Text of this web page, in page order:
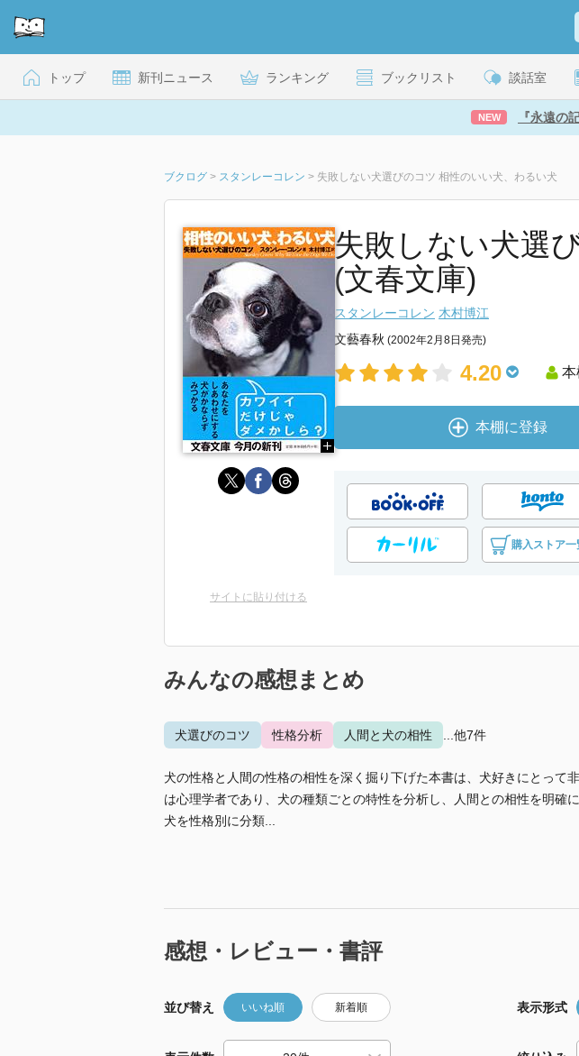
トップ 新刊ニュース ランキング ブックリスト 談話室
NEW 『永遠の
ブクログ > スタンレーコレン > 失敗しない犬選びのコツ 相性のいい犬、わるい犬
失敗しない犬選
(文春文庫)
スタンレーコレン 木村博江
文藝春秋 (2002年2月8日発売)
4.20 本
本棚に登録
購入ストア一
サイトに貼り付ける
みんなの感想まとめ
犬選びのコツ 性格分析 人間と犬の相性 ...他7件
犬の性格と人間の性格の相性を深く掘り下げた本書は、犬好きにとって
は心理学者であり、犬の種類ごとの特性を分析し、人間との相性を明確
犬を性格別に分類...
感想・レビュー・書評
並び替え いいね順 新着順 表示形式